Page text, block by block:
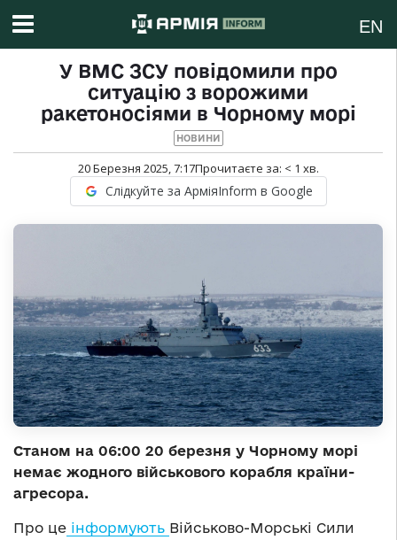
EN
У ВМС ЗСУ повідомили про
ситуацію з ворожими
ракетоносіями в Чорному морі
НОВИНИ
20 Березня 2025, 7:17Прочитаєте за: < 1 хв.
Слідкуйте за АрміяInform в Google
Станом на 06:00 20 березня у Чорному морі
немає жодного військового корабля країни-
агресора.
Про це інформують Військово-Морські Сили